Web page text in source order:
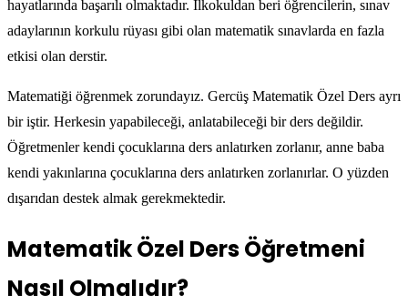
hayatlarında başarılı olmaktadır. İlkokuldan beri öğrencilerin, sınav
adaylarının korkulu rüyası gibi olan matematik sınavlarda en fazla
etkisi olan derstir.
Matematiği öğrenmek zorundayız. Gercüş Matematik Özel Ders ayrı
bir iştir. Herkesin yapabileceği, anlatabileceği bir ders değildir.
Öğretmenler kendi çocuklarına ders anlatırken zorlanır, anne baba
kendi yakınlarına çocuklarına ders anlatırken zorlanırlar. O yüzden
dışarıdan destek almak gerekmektedir.
Matematik Özel Ders Öğretmeni
Nasıl Olmalıdır?